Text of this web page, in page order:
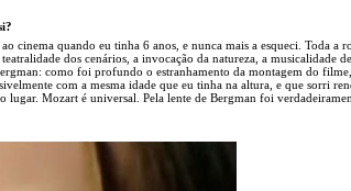
cinema quando eu tinha 6 anos, e nunca mais a esqueci. Toda a
dos cenários, a invocação da natureza, a musicalidade de
como foi profundo o estranhamento da montagem do
com a mesma idade que eu tinha na altura, e que sorri
lugar. Mozart é universal. Pela lente de Bergman foi